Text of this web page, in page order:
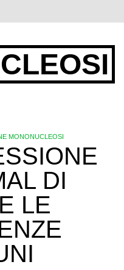
MONONUCLEOSI
DI
LE